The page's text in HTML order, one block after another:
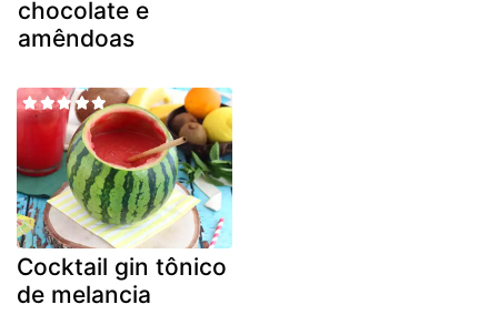
chocolate e
amêndoas
Cocktail gin tônico
de melancia